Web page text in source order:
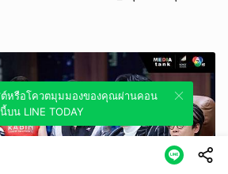
องคุณผ่านคอนเทนต์นี้บน
หรือโควตมุมมองของคุณผ่านคอน
บน LINE TODAY